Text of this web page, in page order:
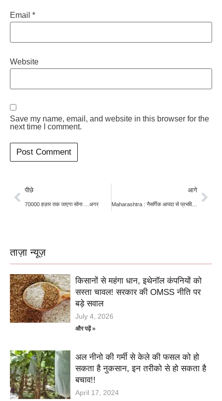
Email *
Website
Save my name, email, and website in this browser for the
next time I comment.
पीछे
70000 हज़ार तक जाएगा सोना …अगर
आगे
Maharashtra : नैसर्गिक आपदा से प्रभवित किसनों को 31 मार्च तक मिलेगा मुआवजा – कृषि मंत्री माणिकराव कोकाटे
ताज़ा न्यूज़
किसानों से महंगा धान, इथेनॉल कंपनियों को
सस्ता चावल! सरकार की OMSS नीति पर
बड़े सवाल
July 4, 2026
और पढ़ें »
अल नीनो की गर्मी से केले की फसल को हो
सकता है नुकसान, इन तरीको से हो सकता है
बचाव!!
April 17, 2024